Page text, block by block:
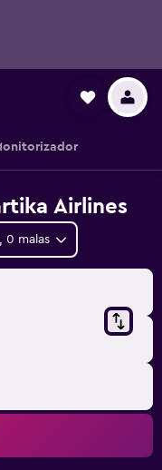
Airlines
0 malas